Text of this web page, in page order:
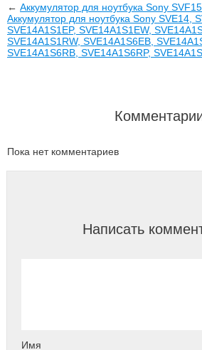
← Аккумулятор для ноутбука Sony
Аккумулятор для ноутбука Sony SVE14,
SVE14A1S1EP, SVE14A1S1EW,
SVE14A1S1RW, SVE14A1S6EB,
SVE14A1S6RB, SVE14A1S6RP,
Пока нет комментариев
Написать
Имя